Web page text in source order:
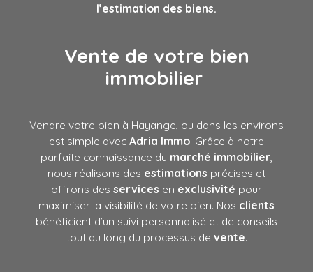
l’estimation des biens.
Vente de votre bien
immobilier
Vendre votre bien à Hayange, ou dans les environs
est simple avec Adria Immo. Grâce à notre
parfaite connaissance du marché immobilier,
nous réalisons des estimations précises et
offrons des services en exclusivité pour
maximiser la visibilité de votre bien. Nos clients
bénéficient d’un suivi personnalisé et de conseils
tout au long du processus de vente.